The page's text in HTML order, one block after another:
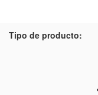
Tipo de producto: